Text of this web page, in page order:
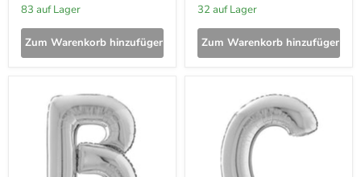
83 auf Lager
Zum Warenkorb hinzufügen
32 auf Lager
Zum Warenkorb hinzufügen
Riesenbuchstabe
Folienballon
26"/66cm
Riesenbuchstabe
Folienballon
26"/66cm
Silber